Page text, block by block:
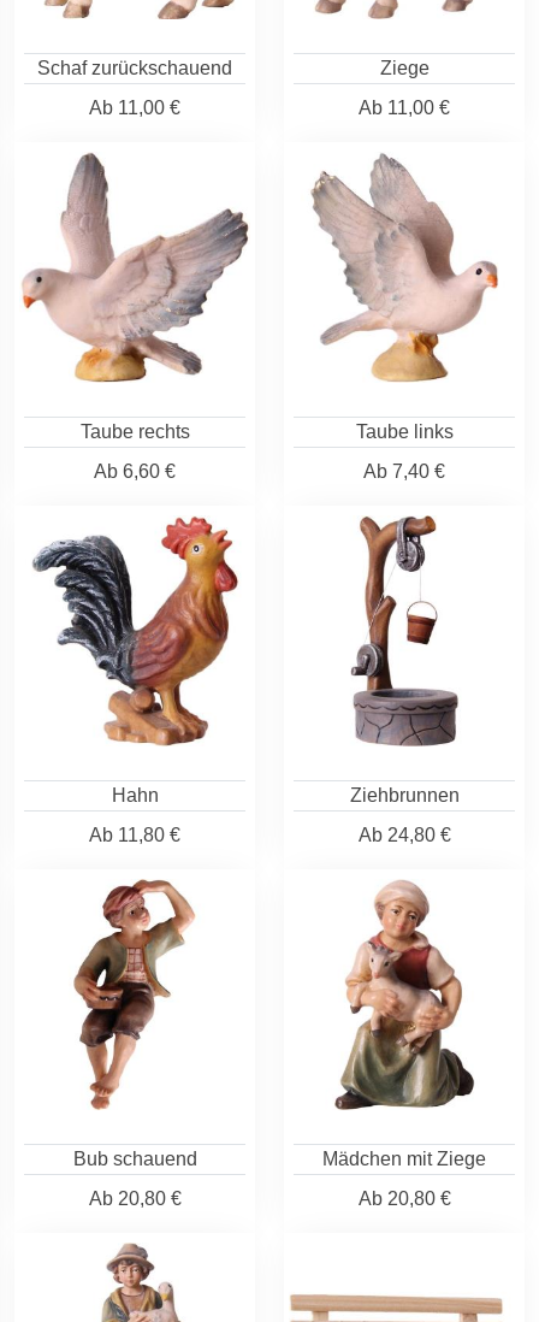
Schaf zurückschauend
Ab 11,00 €
Ziege
Ab 11,00 €
Taube rechts
Ab 6,60 €
Taube links
Ab 7,40 €
Hahn
Ab 11,80 €
Ziehbrunnen
Ab24,80 €
Bub schauend
Ab20,80 €
Mädchen mit Ziege
Ab20,80 €